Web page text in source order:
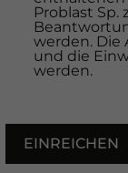
Problast Sp.
werden. Die
und die
werden.